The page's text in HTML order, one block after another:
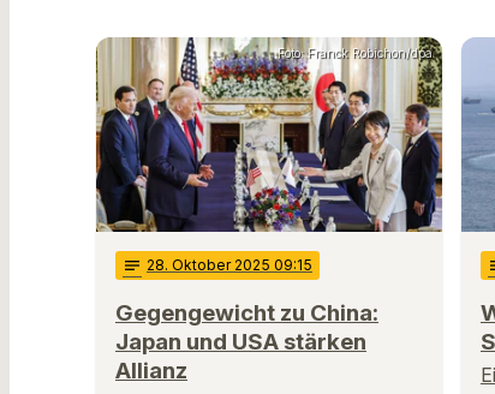
Foto: Franck Robichon/dpa
notes 28. Oktober 2025 09:15
Gegengewicht zu China:
Japan und USA stärken
Allianz